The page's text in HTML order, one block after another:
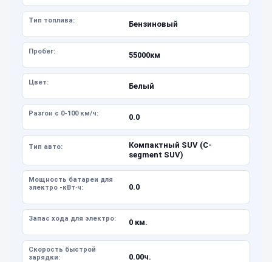
Тип топлива: Бензиновый
Пробег: 55000км
Цвет: Белый
Разгон с 0-100 км/ч: 0.0
Тип авто:
Компактный SUV (C-
segment SUV)
Мощность батареи для
электро -кВт·ч:
0.0
Запас хода для электро: 0 км.
Скорость быстрой
зарядки:
0.00ч.